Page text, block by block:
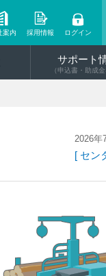
案内 採用情報 ログイン
サポート
（申込書・助成金
2026年
[ セン